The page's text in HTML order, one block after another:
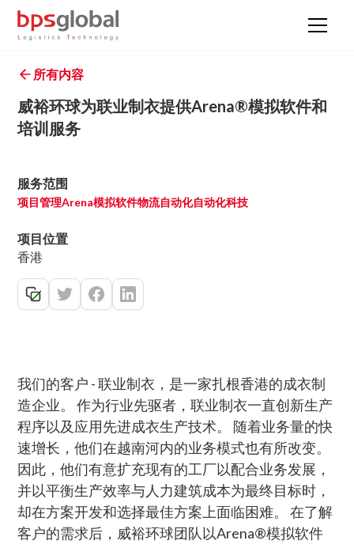
所有内容
威裕环球为联业制衣提供Arena®模拟软件和
培训服务
服务范围
项目管理Arena模拟软件物流自动化自动化科技
项目位置
香港
我们的客户 - 联业制衣，是一家扎根香港的成衣制
造企业。 作为行业先驱者，联业制衣一直创新生产
程序以及应用先进成衣生产技术。 随着业务量的快
速增长，他们在越南河内的业务模式也有所改变。
因此，他们有意扩充现有的工厂以配合业务发展，
并以平衡生产效率与人力建筑成本为最终目标时，
却在方案开发和选择最佳方案上面临困难。 在了解
客户的需求后，威裕环球团队以Arena®模拟软件